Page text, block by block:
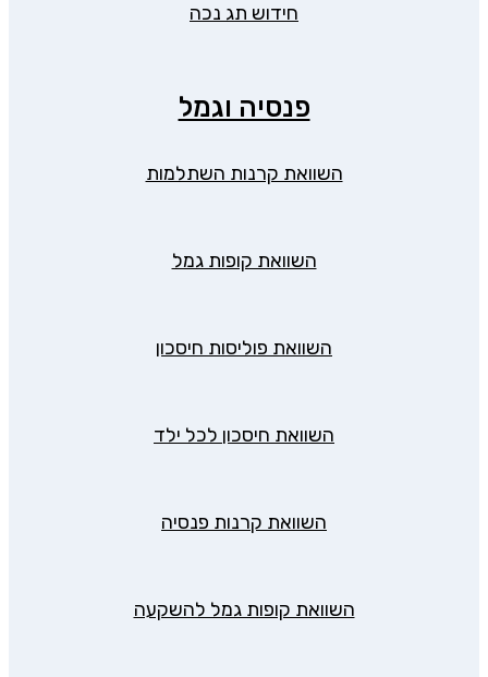
חידוש תג נכה
פנסיה וגמל
השוואת קרנות השתלמות
השוואת קופות גמל
השוואת פוליסות חיסכון
השוואת חיסכון לכל ילד
השוואת קרנות פנסיה
השוואת קופות גמל להשקעה